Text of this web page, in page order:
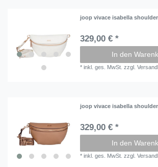
joop vivace isabella
329,00 € *
In den
*inkl. ges. MwSt. zzgl.
joop vivace isabella
329,00 € *
In den
*inkl. ges. MwSt. zzgl.